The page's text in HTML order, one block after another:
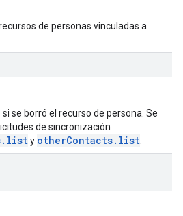
de personas vinculadas a
se borró el recurso de persona. Se
de sincronización
y otherContacts.list